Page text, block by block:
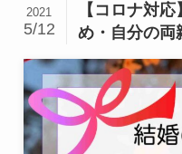
【コロナ対
め・自分の両
2021
5/12